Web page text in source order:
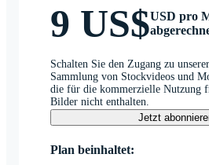
9 US$USD pro
Schalten Sie den Zugang zu
Sammlung von Stockvideos und
die für die kommerzielle Nutzung
Bilder nicht enthalten.
Jetzt
Plan beinhaltet: